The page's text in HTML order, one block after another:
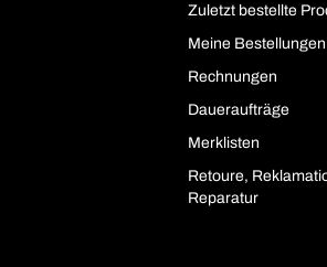
Zuletzt bestellte
Meine Bestellungen
Rechnungen
Daueraufträge
Merklisten
Retoure,
Reparatur